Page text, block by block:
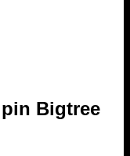
Bigtree